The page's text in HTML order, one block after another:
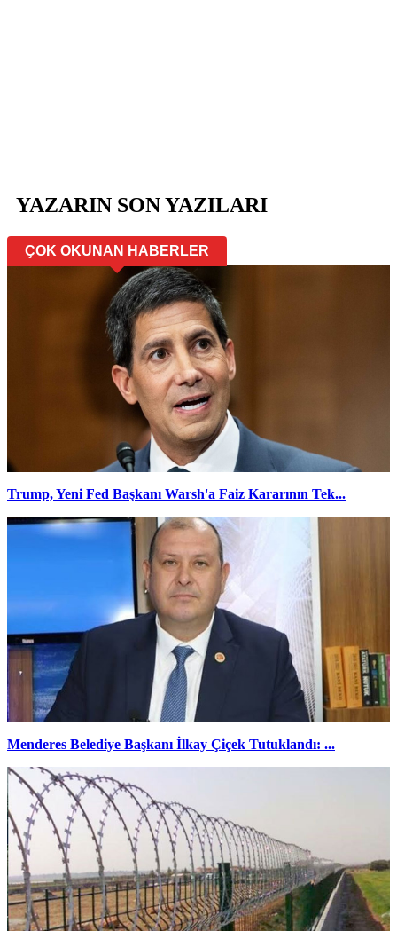
YAZARIN SON YAZILARI
ÇOK OKUNAN HABERLER
Trump, Yeni Fed Başkanı Warsh'a Faiz Kararının Tek...
Menderes Belediye Başkanı İlkay Çiçek Tutuklandı: ...